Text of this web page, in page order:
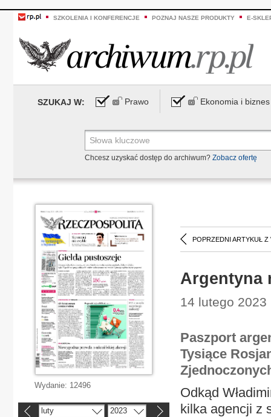
SZKOLENIA I KONFERENCJE POZNAJ NASZE PRODUKTY E-
SZUKAJ W: Prawo Ekonomia i biznes
Chcesz uzyskać dostęp do archiwum? Zobacz ofertę
POPRZEDNI ARTYKUŁ Z
Argentyna
14 lutego 2023
Paszport
Tysiące
Odkąd
kilka agencji z
Wydanie: 12496
luty 2023